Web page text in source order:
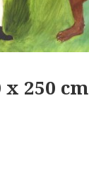
x 250 cm